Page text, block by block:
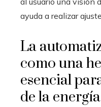
ayuda a realizar
La
como una
esencial
de la energía